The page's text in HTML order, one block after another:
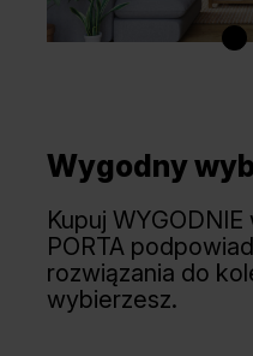
Wygodny
Kupuj
PORTA
rozwiązania do
wybierzesz.